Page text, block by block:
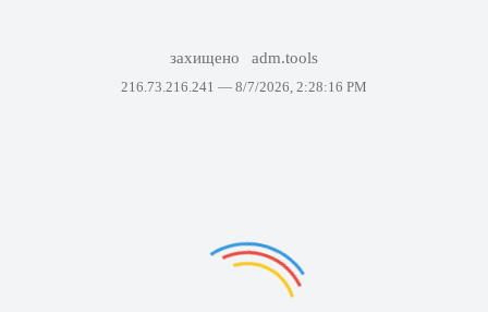
захищено adm.tools
216.73.216.241 — 8/7/2026, 2:28:16 PM